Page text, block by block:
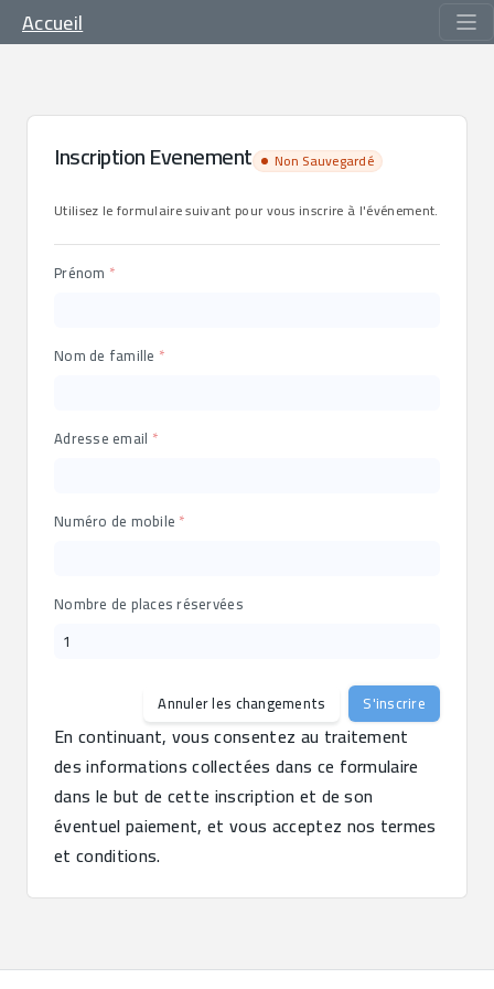
Accueil
Inscription Evenement
Non Sauvegardé
Utilisez le formulaire suivant pour vous inscrire à l'événement.
Prénom
Nom de famille
Adresse email
Numéro de mobile
Nombre de places réservées
Annuler les changements S'inscrire
En continuant, vous consentez au traitement
des informations collectées dans ce formulaire
dans le but de cette inscription et de son
éventuel paiement, et vous acceptez nos termes
et conditions.